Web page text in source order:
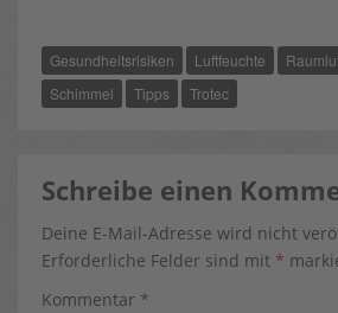
O
O
K
T
E
Gesundheitsrisiken Luftfeuchte
Schimmel
Tipps Trotec
Schreibe einen
Deine E-Mail-Adresse wird nicht
Erforderliche Felder sind mit *
Kommentar *